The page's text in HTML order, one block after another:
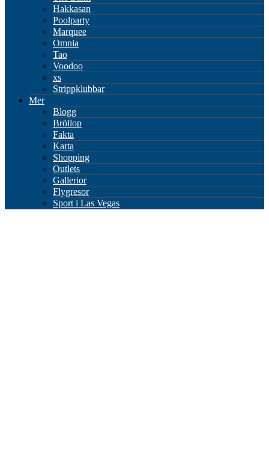
Hakkasan
Poolparty
Marquee
Omnia
Tao
Voodoo
xs
Strippklubbar
Mer
Blogg
Bröllop
Fakta
Karta
Shopping
Outlets
Gallerior
Flygresor
Sport i Las Vegas